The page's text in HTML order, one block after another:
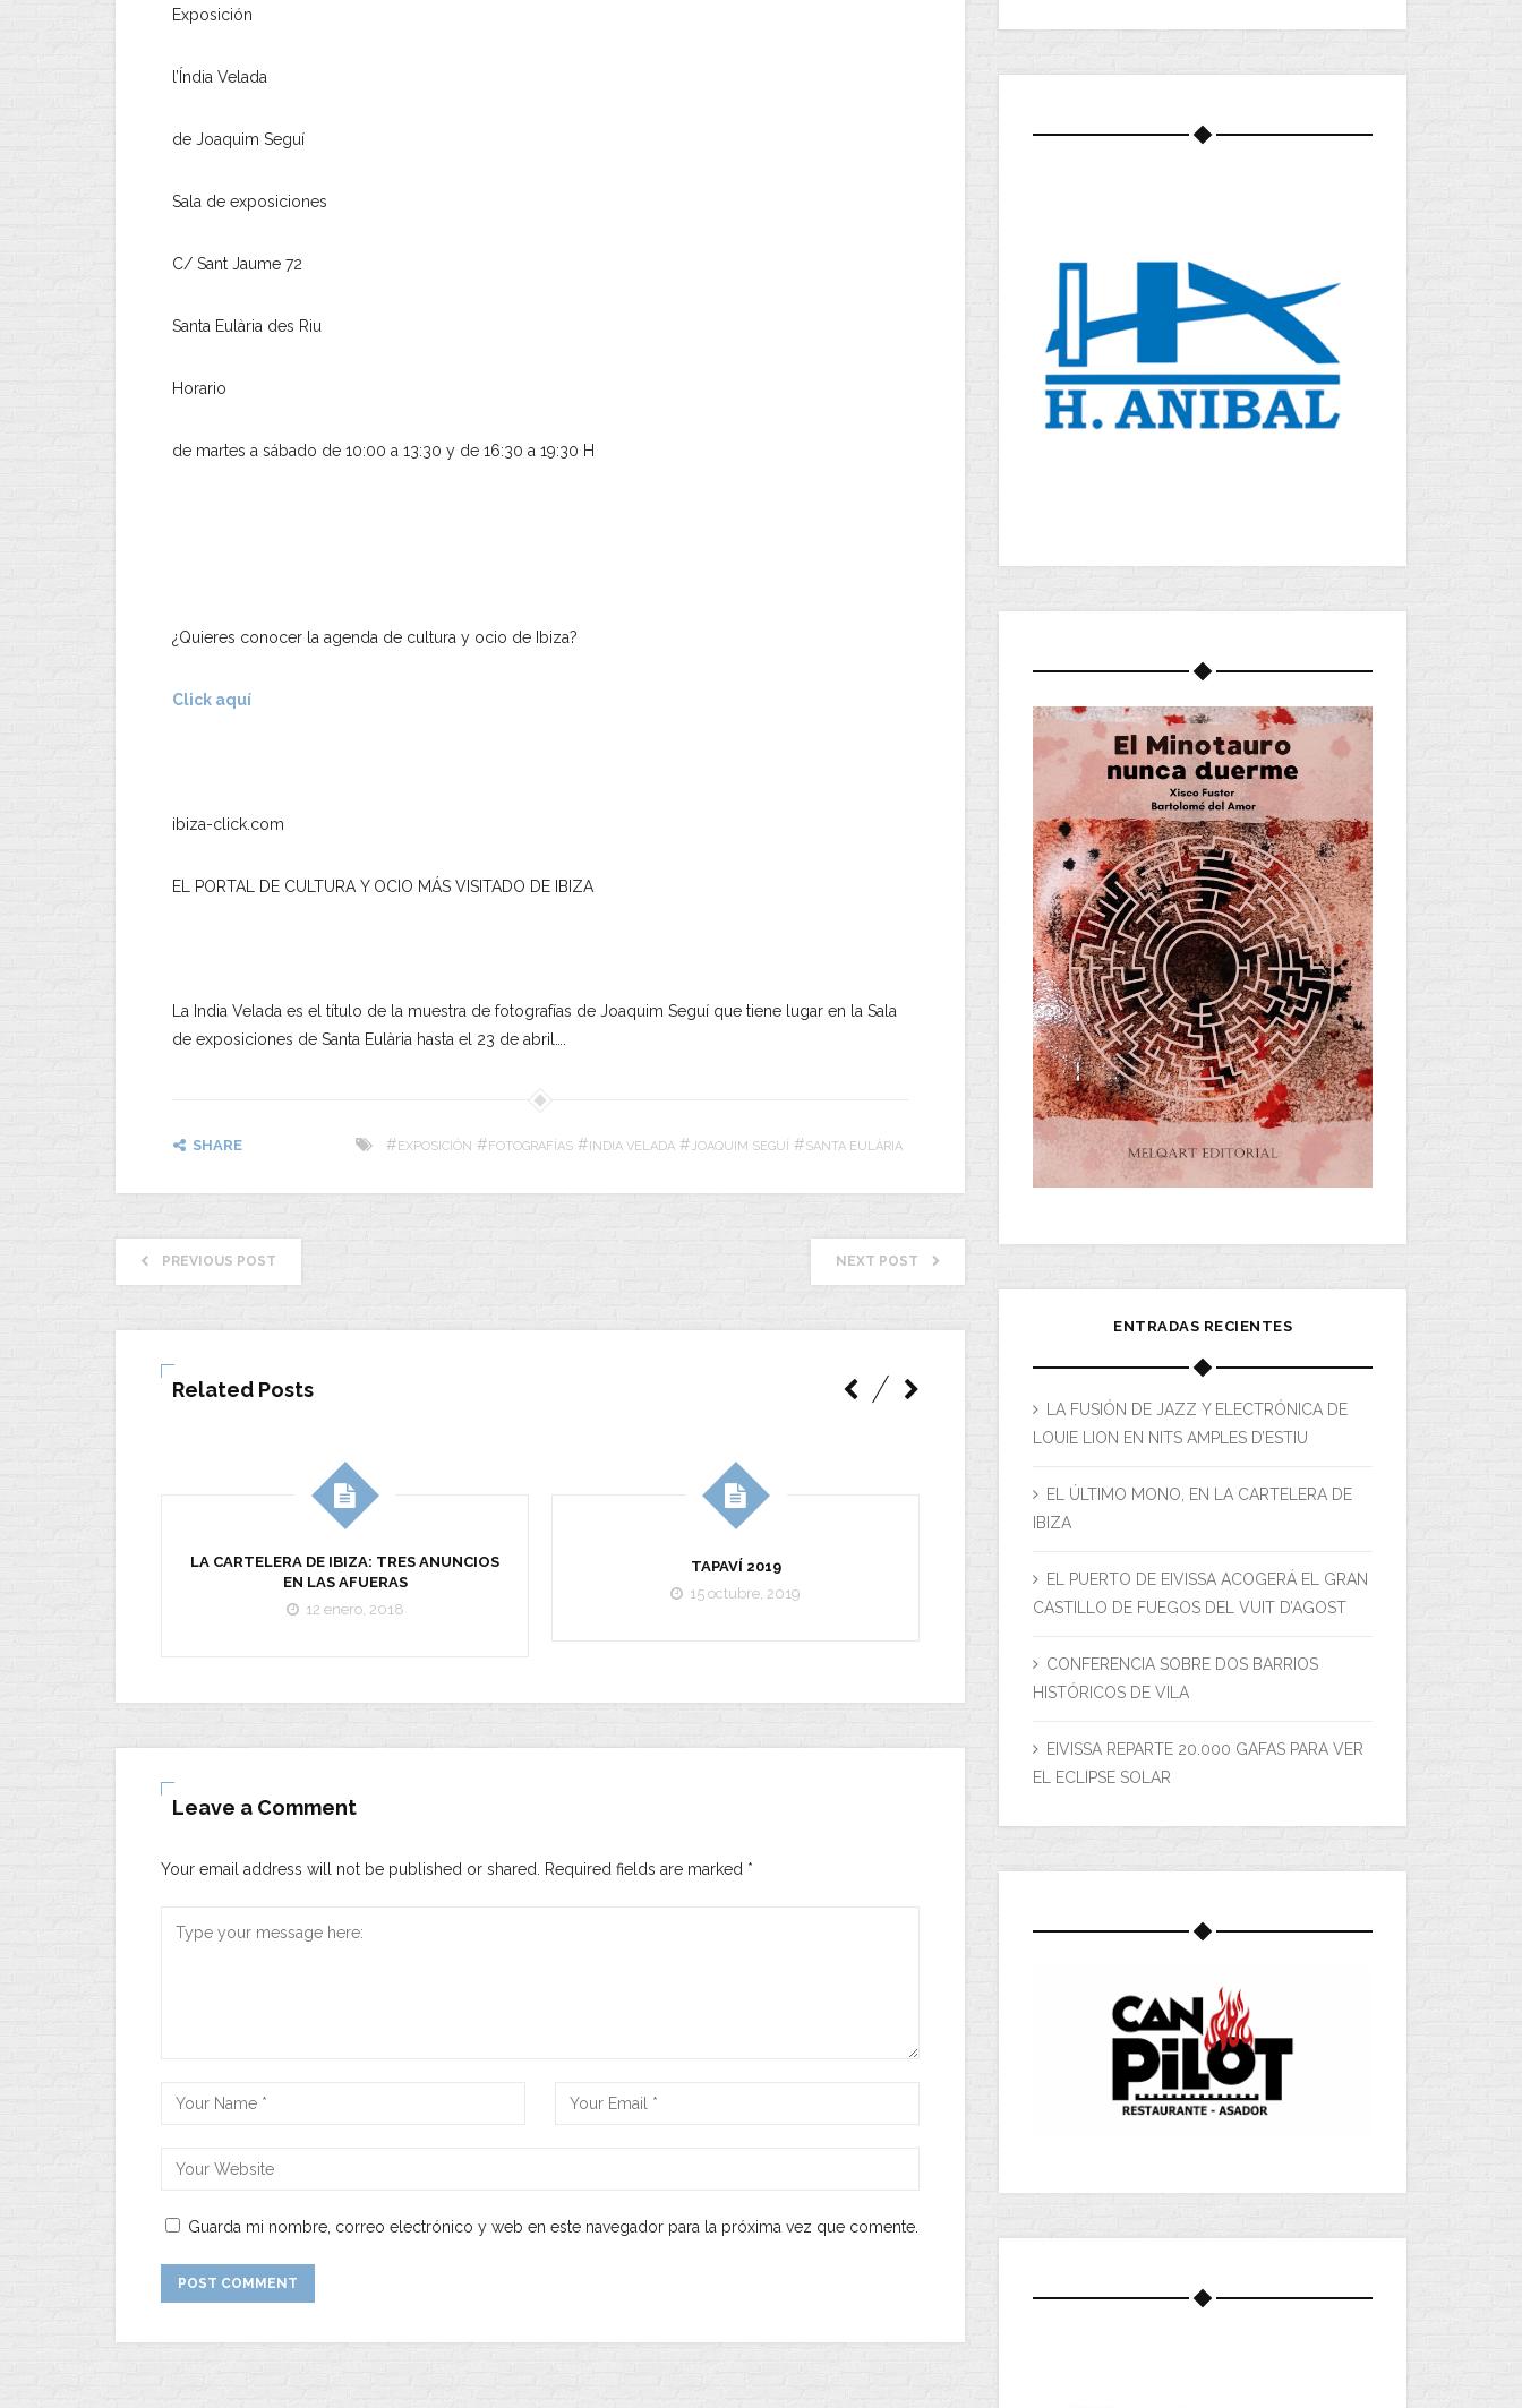
Exposición
l’Índia Velada
de Joaquim Seguí
Sala de exposiciones
C/ Sant Jaume 72
Santa Eulària des Riu
Horario
de martes a sábado de 10:00 a 13:30 y de 16:30 a 19:30 H
¿Quieres conocer la agenda de cultura y ocio de Ibiza?
Click aquí
ibiza-click.com
EL PORTAL DE CULTURA Y OCIO MÁS VISITADO DE IBIZA
La India Velada es el título de la muestra de fotografías de Joaquim Seguí que tiene lugar en la Sala
de exposiciones de Santa Eulària hasta el 23 de abril….
#EXPOSICIÓN #FOTOGRAFÍAS #INDIA VELADA # JOAQUIM SEGUÍ #SANTA EULÀRIA
SHARE
PREVIOUS POST NEXT POST
Related Posts
LA CARTELERA DE IBIZA: TRES ANUNCIOS
EN LAS AFUERAS
12 enero, 2018
TAPAVÍ 2019
15 octubre, 2019
Leave a Comment
Your email address will not be published or shared. Required fields are marked *
Guarda mi nombre, correo electrónico y web en este navegador para la próxima vez que comente.
ENTRADAS RECIENTES
LA FUSIÓN DE JAZZ Y ELECTRÓNICA DE
LOUIE LION EN NITS AMPLES D’ESTIU
EL ÚLTIMO MONO, EN LA CARTELERA DE
IBIZA
EL PUERTO DE EIVISSA ACOGERÁ EL GRAN
CASTILLO DE FUEGOS DEL VUIT D’AGOST
CONFERENCIA SOBRE DOS BARRIOS
HISTÓRICOS DE VILA
EIVISSA REPARTE 20.000 GAFAS PARA VER
EL ECLIPSE SOLAR